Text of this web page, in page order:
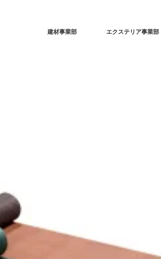
建材事業部 エクステリア事業部